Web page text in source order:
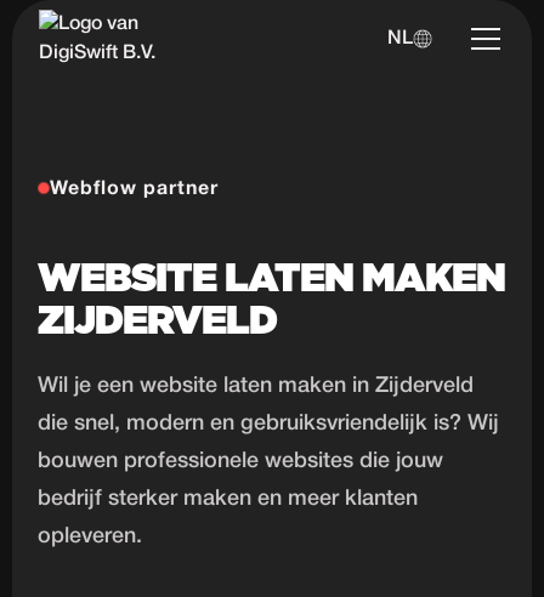
NL
Webflow partner
WEBSITE LATEN MAKEN
ZIJDERVELD
Wil je een website laten maken in Zijderveld
die snel, modern en gebruiksvriendelijk is? Wij
bouwen professionele websites die jouw
bedrijf sterker maken en meer klanten
opleveren.